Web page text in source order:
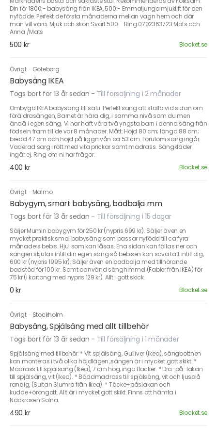
Din för 1800:- babysäng från IKEA, 500:- Emmaljunga mjuklift för den
nyfödde. Perfekt de första månaderna mellan vagn hem och där
man vill vara. Mjuk och skön Svart 500:- Ring 0702363723 Mats och
Anna /Mats
500 kr Blocket.se
Övrigt · Göteborg
Babysäng IKEA
Togs bort för 13 år sedan - Till försäljning i 2 månader
Ombygd IKEA babysäng till salu. Perfekt säng att ställa vid sidan om
föräldrasängen, Barnet är nära dig, i samma nivå som du men
ändå i egen säng. Vi har haft våra två yngsta barn i denna säng från
födseln fram till de var 8 månader. Mått: Höjd 80 cm; längd 88 cm;
bredd 47 cm och höjd på liggnivån ca 53 cm. Förutom säng ingår:
Vaderad sarg i rött med vita prickar samt madrass. Sängkläder
ingår ej. Ring om ni har frågor.
400 kr Blocket.se
Övrigt · Malmö
Babygym, smart babysäng, badbalja mm
Togs bort för 13 år sedan - Till försäljning i 15 dagar
Säljer Mumin babygym för 250 kr (nypris 699 kr). Säljer även en
mycket praktisk smal babysäng som passar nyfödd till ca fyra
månaders bebis. Hjul som kan låsas. Ena sidan kan fällas ner och
sängen skjutas intill din egen säng så bebisen kan sova tätt intill dig,
600 kr (nypris 1995 kr). Säljer även en badbalja med tillhörande
badstöd för 100 kr. Samt oanvänd sänghimmel (Fabler från IKEA) för
75 kr (i kartong med nypris 129 kr). Allt i gott skick.
0 kr Blocket.se
Övrigt · Stockholm
Babysäng, Spjälsäng med allt tillbehör
Togs bort för 13 år sedan - Till försäljning i 1 månader
Spjälsäng med tillbehör: * Vit spjälsäng, Gulliver (Ikea), sängbottnen
kan monteras i två olika höjdlägen ,sängen är i mycket gott skikt. *
Madrass till spjälsäng (Ikea), 7 cm hög, inga fläcker. * Dra-på-lakan
till spjälsäng, vit (Ikea). * Bäddmadrass till spjälsäng, vit och ljusblå
randig, (Sultan Slumra från Ikea). * Täcke+påslakan och
kudde+örongott. Allt är i mycket gott skikt. Finns att hämta i
Näckrosen Solna.
490 kr Blocket.se